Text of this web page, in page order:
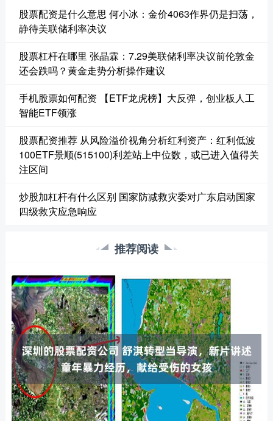
股票配资是什么意思 何小冰：金价4063作界仍是扫荡，
静待美联储利率决议
股票杠杆在哪里 张晶霖：7.29美联储利率决议前伦敦金
还会跌吗？黄金走势分析操作建议
手机股票如何配资 【ETF龙虎榜】大反弹，创业板人工
智能ETF领涨
股票配资推荐 从风险溢价视角分析红利资产：红利低波
100ETF景顺(515100)利差站上中位数，或已进入值得关
注区间
炒股加杠杆有什么区别 国家防减救灾委对广东启动国家
四级救灾应急响应
推荐阅读